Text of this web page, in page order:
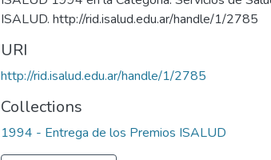
ISALUD. http://rid.isalud.edu.ar/handle/1/2785
URI
http://rid.isalud.edu.ar/handle/1/2785
Collections
1994 - Entrega de los Premios ISALUD